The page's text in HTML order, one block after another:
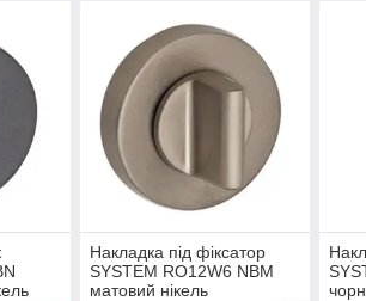
Накладка під фіксатор
SYSTEM RO12W6 NBM
матовий нікель